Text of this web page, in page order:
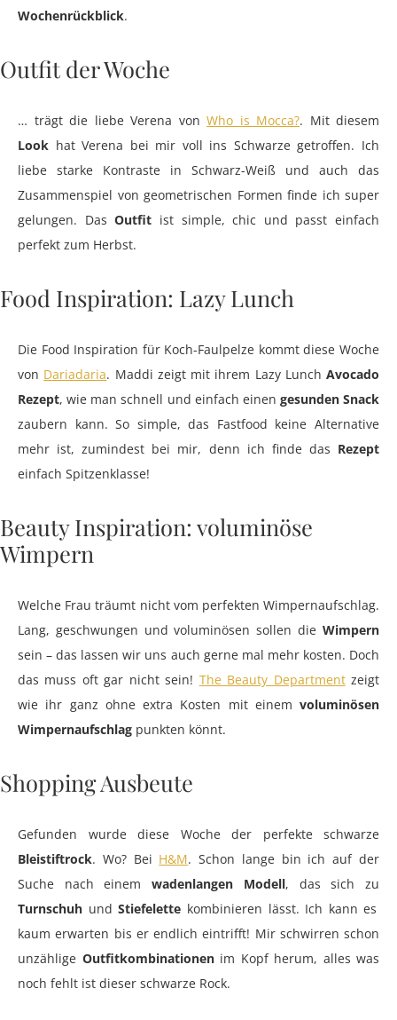
Wochenrückblick.
Outfit der Woche
… trägt die liebe Verena von Who is Mocca?. Mit diesem
Look hat Verena bei mir voll ins Schwarze getroffen. Ich
liebe starke Kontraste in Schwarz-Weiß und auch das
Zusammenspiel von geometrischen Formen finde ich super
gelungen. DasOutfit ist simple, chic und passt einfach
perfekt zum Herbst.
Food Inspiration: Lazy Lunch
Die Food Inspiration für Koch-Faulpelze kommt diese Woche
von Dariadaria. Maddi zeigt mit ihrem Lazy Lunch Avocado
Rezept, wie man schnell und einfach einen gesunden Snack
zaubern kann. So simple, das Fastfood keine Alternative
mehr ist, zumindest bei mir, denn ich finde das Rezept
einfach Spitzenklasse!
Beauty Inspiration: voluminöse
Wimpern
Welche Frau träumt nicht vom perfekten Wimpernaufschlag.
Lang, geschwungen und voluminösen sollen die Wimpern
sein – das lassen wir uns auch gerne mal mehr kosten. Doch
das muss oft gar nicht sein! The Beauty Departmentzeigt
wie ihr ganz ohne extra Kosten mit einem voluminösen
Wimpernaufschlag punkten könnt.
Shopping Ausbeute
Gefunden wurde diese Woche der perfekte schwarze
Bleistiftrock. Wo? Bei H&M. Schon lange bin ich auf der
Suche nach einemwadenlangen Modell, das sich zu
Turnschuh undStiefelette kombinieren lässt. Ich kann es
kaum erwarten bis er endlich eintrifft! Mir schwirren schon
unzählige Outfitkombinationenim Kopf herum, alles was
noch fehlt ist dieser schwarze Rock.